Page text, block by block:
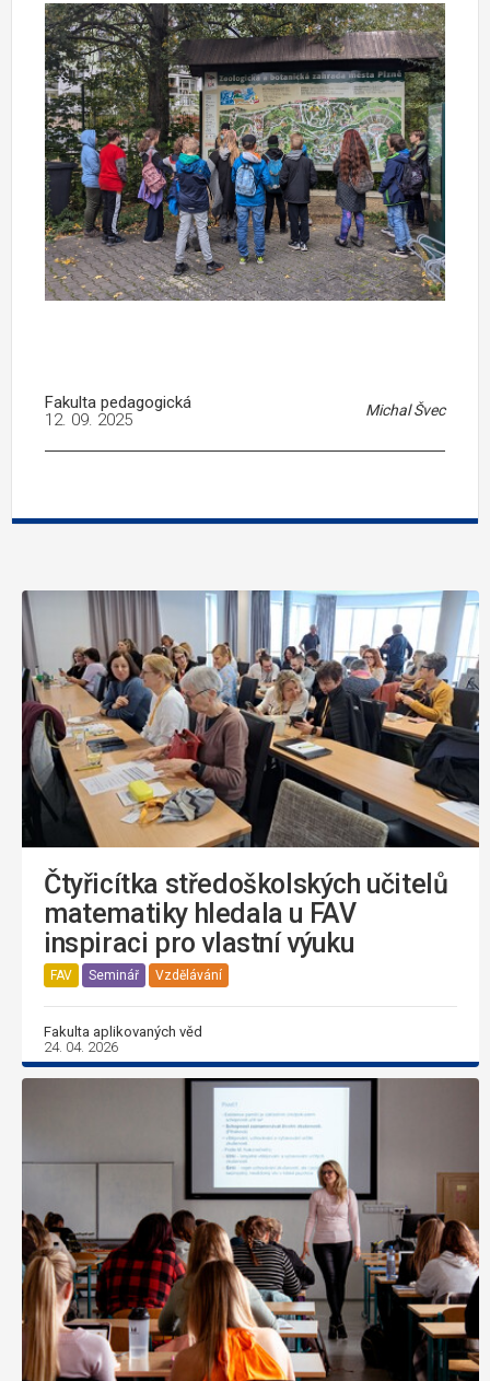
Fakulta pedagogická Michal Švec
12. 09. 2025
Čtyřicítka středoškolských učitelů
matematiky hledala u FAV
inspiraci pro vlastní výuku
FAV Seminář Vzdělávání
Fakulta aplikovaných věd
24. 04. 2026